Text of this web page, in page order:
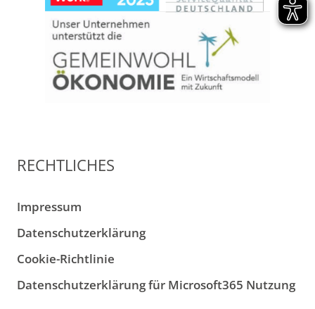
RECHTLICHES
Impressum
Datenschutzerklärung
Cookie-Richtlinie
Datenschutzerklärung für Microsoft365 Nutzung